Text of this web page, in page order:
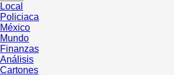
Local
Policiaca
México
Mundo
Finanzas
Análisis
Cartones